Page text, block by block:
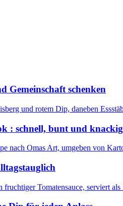
Gemeinschaft schenken
: schnell, bunt und knackig